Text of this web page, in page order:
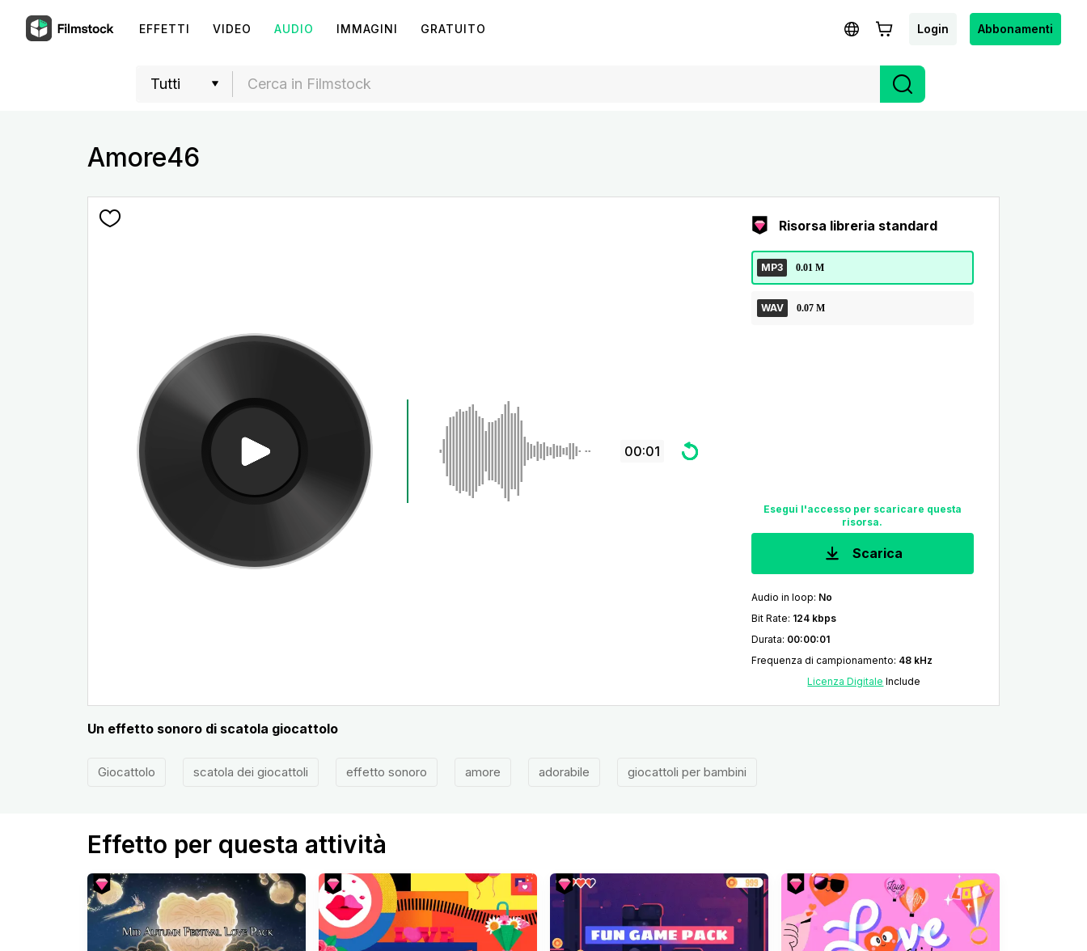
EFFETTI VIDEO AUDIO IMMAGINI GRATUITO Login Abbonamenti
Amore46
00:01
Risorsa libreria standard
MP3 0.01 M
WAV 0.07 M
Esegui l'accesso per scaricare questa
risorsa.
Scarica
Audio in loop: No
Bit Rate: 124 kbps
Durata: 00:00:01
Frequenza di campionamento: 48 kHz
Licenza Digitale Include
Un effetto sonoro di scatola giocattolo
Giocattolo scatola dei giocattoli effetto sonoro amore adorabile giocattoli per bambini
Effetto per questa attività